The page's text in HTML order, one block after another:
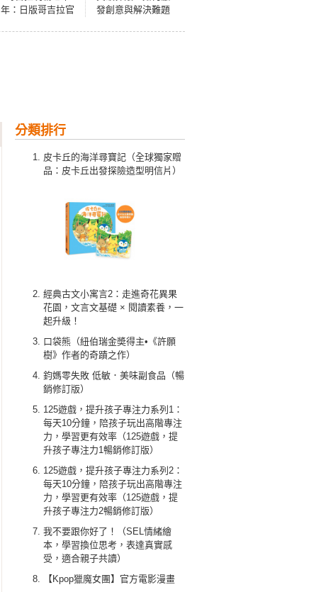
年：日版哥吉拉官
發創意與解決難題
分類排行
皮卡丘的海洋尋寶記（全球獨家贈
品：皮卡丘出發探險造型明信片）
經典古文小寓言2：走進奇花異果
花園，文言文基礎 × 閱讀素養，一
起升級！
口袋熊（紐伯瑞金奬得主•《許願
樹》作者的奇蹟之作）
鈞媽零失敗 低敏．美味副食品（暢
銷修訂版）
125遊戲，提升孩子專注力系列1：
每天10分鐘，陪孩子玩出高階專注
力，學習更有效率（125遊戲，提
升孩子專注力1暢銷修訂版）
125遊戲，提升孩子專注力系列2：
每天10分鐘，陪孩子玩出高階專注
力，學習更有效率（125遊戲，提
升孩子專注力2暢銷修訂版）
我不要跟你好了！（SEL情緒繪
本，學習換位思考，表達真實感
受，適合親子共讀）
【Kpop獵魔女團】官方電影漫畫